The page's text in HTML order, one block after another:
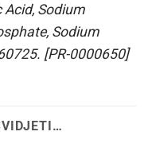
Acid, Sodium
Sodium
[PR-0000650]